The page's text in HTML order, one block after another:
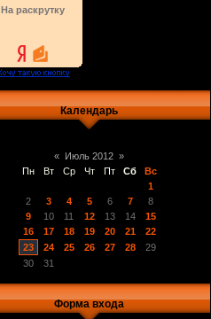
На раскрутку
Календарь
« Июль 2012 »
Пн
Вт Ср Чт Пт Сб
Вс
1
2
3 4 5 6 7
8
9
10 11 12 13 14
15
16
17 18 19 20 21
22
23
24 25 26 27 28
29
30
31
Форма входа